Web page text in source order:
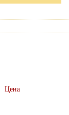
Цена